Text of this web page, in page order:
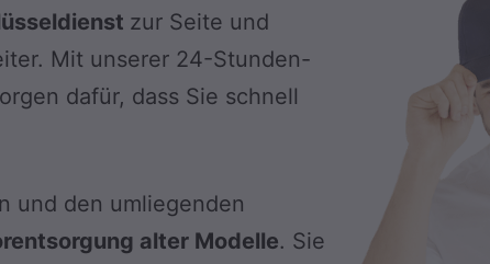
zur Seite und
Mit unserer 24-Stunden-
dafür, dass Sie schnell
und den umliegenden
alter Modelle. Sie